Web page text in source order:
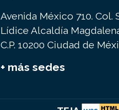
Avenida México 710. Col.
Lídice Alcaldía
C.P. 10200 Ciudad de
+ más sedes